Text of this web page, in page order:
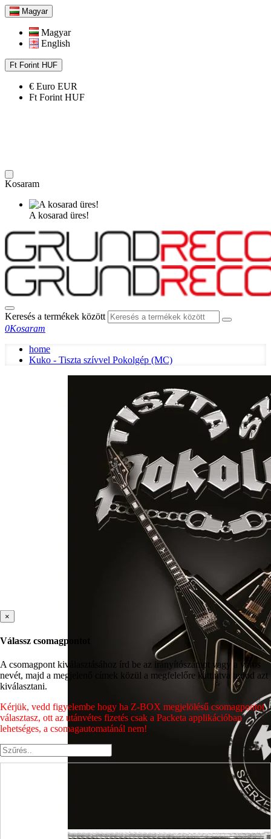
Magyar
Magyar
English
Ft Forint HUF
€ Euro EUR
Ft Forint HUF
Kosaram
A kosarad üres!
Keresés a termékek között
0Kosaram
home
Kuko - Tiszta szívvel Pokolgép (MC)
×
Válassz csomagpontot
A csomagpont kiválasztásához írd be az irányítószámot vagy a város
nevét, majd a megjelenő címek közül a megfelelőre kattintva tudod azt
kiválasztani.
Kérjük, vedd figyelembe hogy ha Z-BOX megjelölésű csomagpontot
választasz, ott az utánvétes fizetés csak a Packeta applikációban
lehetséges, a csomagautomatánál nem!